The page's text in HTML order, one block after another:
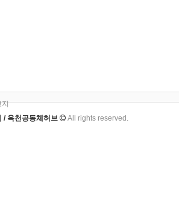
지
/ 옥천공동체허브
All rights reserved.